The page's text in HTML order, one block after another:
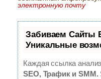
электронную почту
Забиваем
Уникальные
Каждая ссылка
SEO, Трафик и SMM.